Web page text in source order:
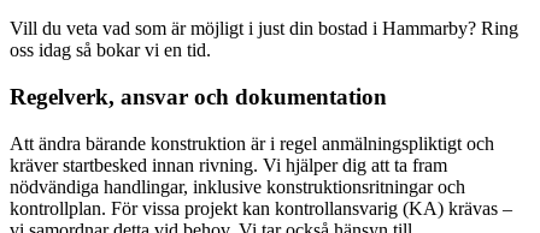
Vill du veta vad som är möjligt i just din bostad i Hammarby? Ring
oss idag så bokar vi en tid.
Regelverk, ansvar och dokumentation
Att ändra bärande konstruktion är i regel anmälningspliktigt och
kräver startbesked innan rivning. Vi hjälper dig att ta fram
nödvändiga handlingar, inklusive konstruktionsritningar och
kontrollplan. För vissa projekt kan kontrollansvarig (KA) krävas –